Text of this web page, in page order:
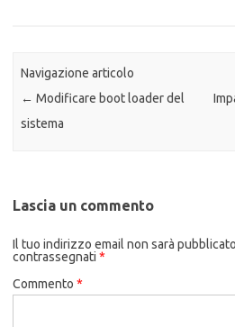
Navigazione articolo
← Modificare boot loader del
sistema
Lascia un commento
Il tuo indirizzo email non sarà
contrassegnati *
Commento *